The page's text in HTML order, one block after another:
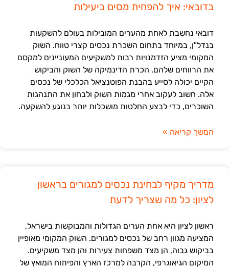
בדובאי: איך להפחית מסים ביעילות
דובאי נחשבת לאחת מהערים המובילות בעולם להשקעות
בנדל"ן, במיוחד בתחום השכרת נכסים קצרי טווח. השוק
המקומי מציע הזדמנויות רבות למשקיעים המעוניינים למקסם
את הרווחים שלהם. הכרת הדינמיקה של השוק והביקוש
הקיים יכולה לסייע בהבנת הפוטנציאל הכלכלי של נכסים
אלה. חשוב לעקוב אחרי מגמות השוק ולבחון את התנהגות
השוכרים, כדי לבצע החלטות מושכלות יותר בנוגע להשקעה.
המשך קריאה »
מדריך מקיף לבחינת נכסים למגורים בראשון
לציון: כל מה שצריך לדעת
ראשון לציון היא אחת הערים הגדולות והמבוקשות בישראל,
המציעה מגוון רחב של נכסים למגורים. השוק המקומי מאופיין
בביקוש גבוה, הן מצד משפחות צעירות והן מצד משקיעים.
המיקום הגיאוגרפי, הקרבה למרכז הארץ והפיתוח המואץ של